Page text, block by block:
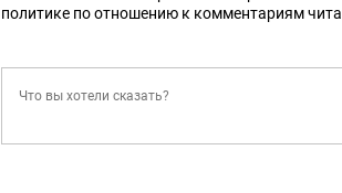
политике по отношению к комментариям